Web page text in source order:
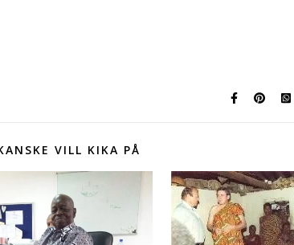
VILL KIKA PÅ